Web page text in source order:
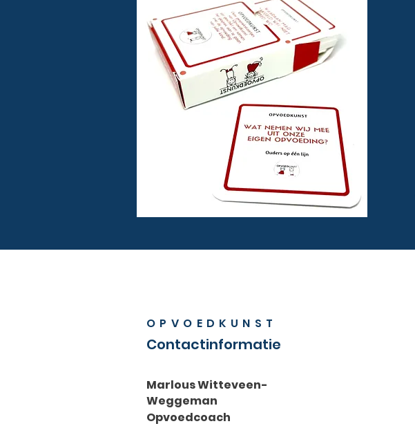
OPVOEDKUNST
Contactinformatie
Marlous Witteveen-
Weggeman
Opvoedcoach